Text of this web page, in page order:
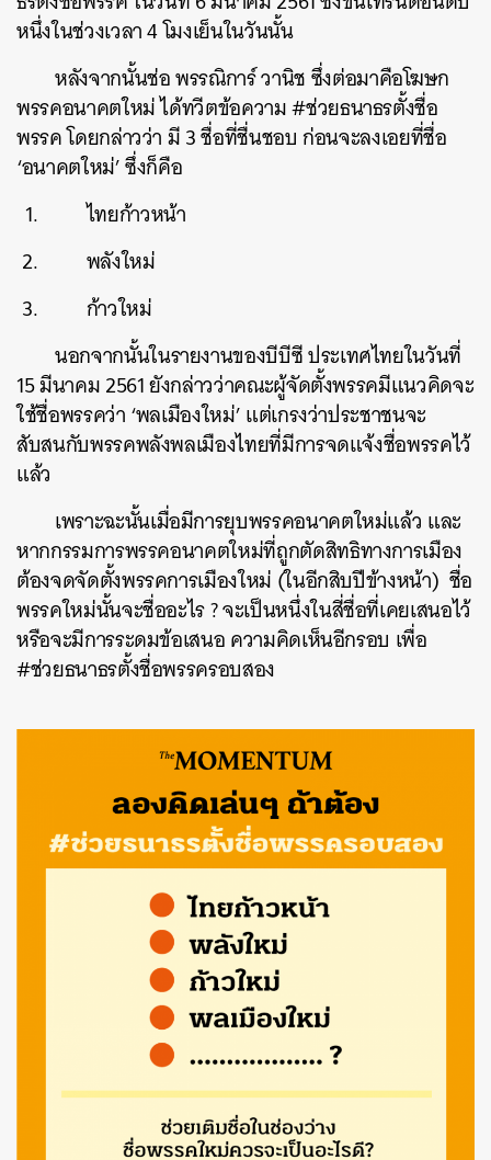
หนึ่งในช่วงเวลา 4 โมงเย็นในวันนั้น
หลังจากนั้นช่อ พรรณิการ์วานิช ซึ่งต่อมาคือโฆษก
พรรคอนาคตใหม่ ได้ทวีตข้อความ#ช่วยธนาธรตั้งชื่อ
พรรค โดยกล่าวว่า มี 3 ชื่อที่ชื่นชอบ ก่อนจะลงเอยที่ชื่อ
‘อนาคตใหม่’ ซึ่งก็คือ
ไทยก้าวหน้า
พลังใหม่
ก้าวใหม่
นอกจากนั้นในรายงานของบีบีซี ประเทศไทยในวันที่
15 มีนาคม 2561 ยังกล่าวว่าคณะผู้จัดตั้งพรรคมีแนวคิดจะ
ใช้ชื่อพรรคว่า ‘พลเมืองใหม่’ แต่เกรงว่าประชาชนจะ
สับสนกับพรรคพลังพลเมืองไทยที่มีการจดแจ้งชื่อพรรคไว้
แล้ว
เพราะฉะนั้นเมื่อมีการยุบพรรคอนาคตใหม่แล้ว และ
หากกรรมการพรรคอนาคตใหม่ที่ถูกตัดสิทธิทางการเมือง
ต้องจดจัดตั้งพรรคการเมืองใหม่ (ในอีกสิบปีข้างหน้า) ชื่อ
พรรคใหม่นั้นจะชื่ออะไร ?จะเป็นหนึ่งในสี่ชื่อที่เคยเสนอไว้
หรือจะมีการระดมข้อเสนอ ความคิดเห็นอีกรอบ เพื่อ
#ช่วยธนาธรตั้งชื่อพรรครอบสอง
SHARE TWEET LINE EMAIL